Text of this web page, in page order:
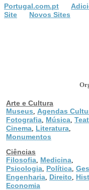
Portugal.com.pt
Site
Novos Sites
Arte e Cultura
Museus
Agendas
Fotografia Música
Cinema Literatura
Monumentos
Ciências
Filosofia Medicina
Psicologia Política
Engenharia Direito
Economia